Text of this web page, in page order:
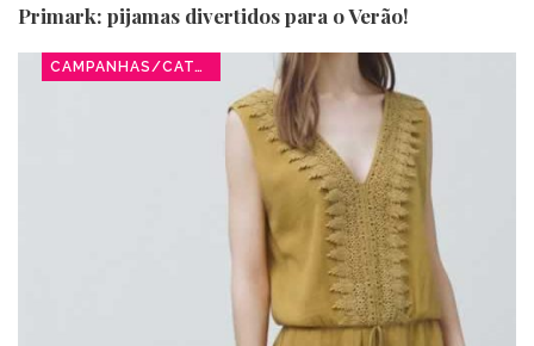
Primark: pijamas divertidos para o Verão!
CAMPANHAS/CATÁLOGOS